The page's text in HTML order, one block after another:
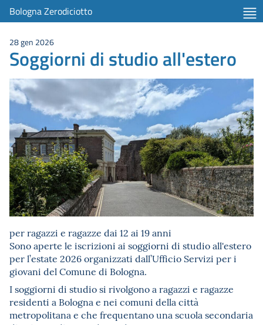
Bologna Zerodiciotto
28 gen 2026
Soggiorni di studio all'estero
per ragazzi e ragazze dai 12 ai 19 anni
Sono aperte le iscrizioni ai soggiorni di studio all'estero
per l’estate 2026 organizzati dall’Ufficio Servizi per i
giovani del Comune di Bologna.
I soggiorni di studio si rivolgono a ragazzi e ragazze
residenti a Bologna e nei comuni della città
metropolitana e che frequentano una scuola secondaria